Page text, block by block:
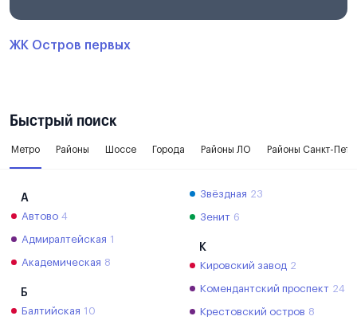
ЖК Остров первых
Быстрый поиск
Метро Районы Шоссе Города Районы ЛО Районы Санкт-
А
Автово 4
Адмиралтейская 1
Академическая 8
Б
Балтийская 10
Звёздная 23
Зенит 6
К
Кировский завод 2
Комендантский проспект 24
Крестовский остров 8